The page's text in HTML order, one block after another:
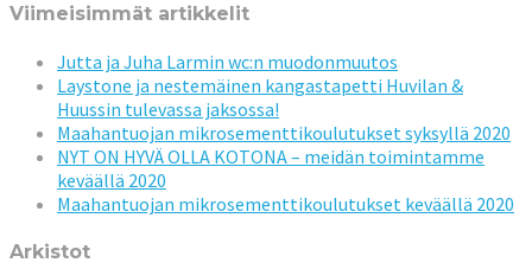
Viimeisimmät artikkelit
Jutta ja Juha Larmin wc:n muodonmuutos
Laystone ja nestemäinen kangastapetti Huvilan &
Huussin tulevassa jaksossa!
Maahantuojan mikrosementtikoulutukset syksyllä 2020
NYT ON HYVÄ OLLA KOTONA – meidän toimintamme
keväällä 2020
Maahantuojan mikrosementtikoulutukset keväällä 2020
Arkistot